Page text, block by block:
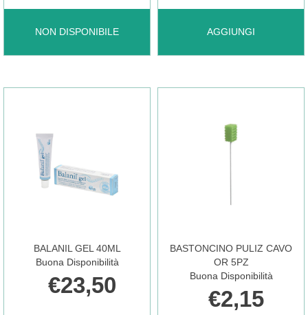
NON DISPONIBILE
ALKAGIN
250ML NON
AGGIUNGI
AGGIUNGI AMUCHINA
BALANIL GEL 40ML
Buona Disponibilità
€23,50
BASTONCINO PULIZ CAVO
OR 5PZ
Buona Disponibilità
€2,15